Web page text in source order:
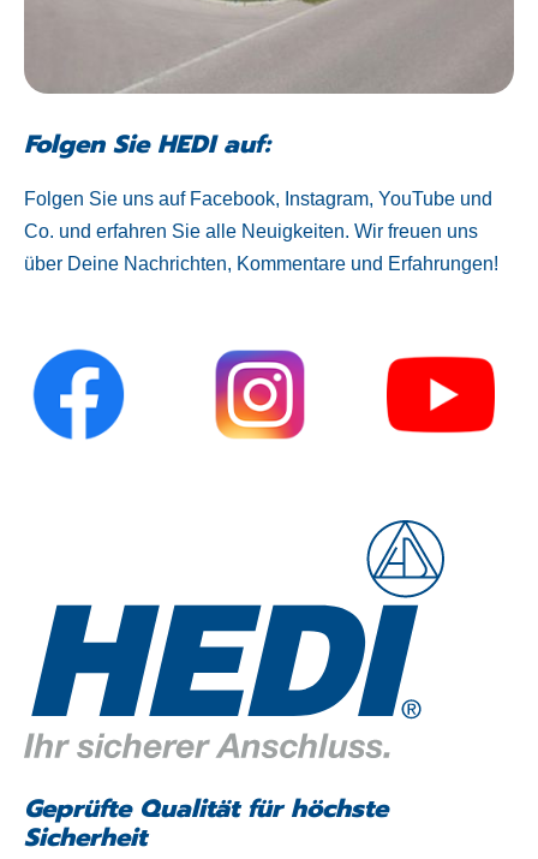
Folgen Sie HEDI auf:
Folgen Sie uns auf Facebook, Instagram, YouTube und
Co. und erfahren Sie alle Neuigkeiten. Wir freuen uns
über Deine Nachrichten, Kommentare und Erfahrungen!
Geprüfte Qualität für höchste
Sicherheit